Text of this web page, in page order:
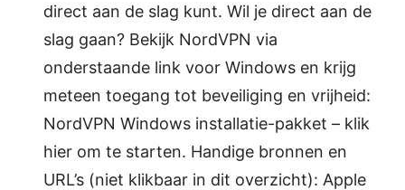
direct aan de slag kunt. Wil je direct aan de
slag gaan? Bekijk NordVPN via
onderstaande link voor Windows en krijg
meteen toegang tot beveiliging en vrijheid:
NordVPN Windows installatie-pakket – klik
hier om te starten. Handige bronnen en
URL’s (niet klikbaar in dit overzicht): Apple